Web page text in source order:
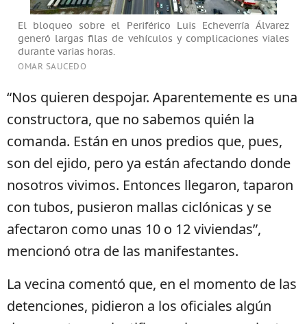
El bloqueo sobre el Periférico Luis Echeverría Álvarez
generó largas filas de vehículos y complicaciones viales
durante varias horas.
OMAR SAUCEDO
“Nos quieren despojar. Aparentemente es una
constructora, que no sabemos quién la
comanda. Están en unos predios que, pues,
son del ejido, pero ya están afectando donde
nosotros vivimos. Entonces llegaron, taparon
con tubos, pusieron mallas ciclónicas y se
afectaron como unas 10 o 12 viviendas”,
mencionó otra de las manifestantes.
La vecina comentó que, en el momento de las
detenciones, pidieron a los oficiales algún